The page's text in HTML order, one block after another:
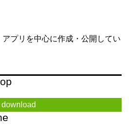
プリを中心に作成・公開してい
download